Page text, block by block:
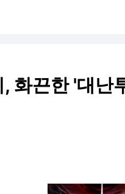
화끈한 '대난